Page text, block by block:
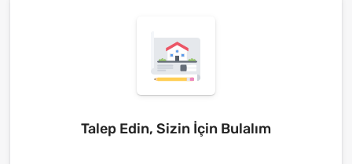
Talep Edin, Sizin İçin Bulalım